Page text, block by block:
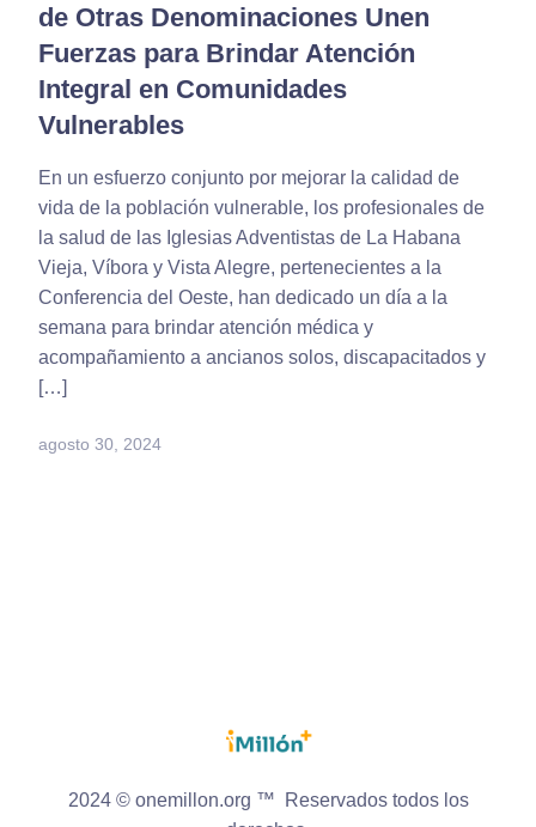
de Otras Denominaciones Unen
Fuerzas para Brindar Atención
Integral en Comunidades
Vulnerables
En un esfuerzo conjunto por mejorar la calidad de
vida de la población vulnerable, los profesionales de
la salud de las Iglesias Adventistas de La Habana
Vieja, Víbora y Vista Alegre, pertenecientes a la
Conferencia del Oeste, han dedicado un día a la
semana para brindar atención médica y
acompañamiento a ancianos solos, discapacitados y
[…]
agosto 30, 2024
2024 © onemillon.org ™ Reservados todos los